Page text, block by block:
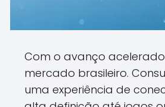
Com o avanço
mercado brasileiro.
uma experiência de